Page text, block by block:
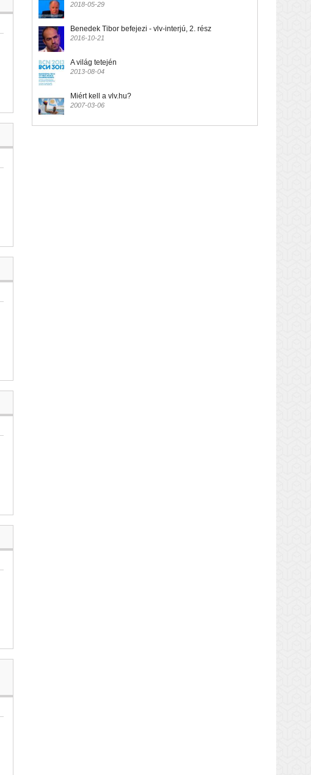
2018-05-29
Benedek Tibor befejezi - vlv-interjú, 2. rész
2016-10-21
A világ tetején
2013-08-04
Miért kell a vlv.hu?
2007-03-06